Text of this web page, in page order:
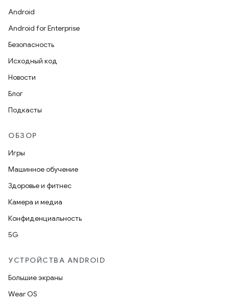
Android
Android for Enterprise
Безопасность
Исходный код
Новости
Блог
Подкасты
ОБЗОР
Игры
Машинное обучение
Здоровье и фитнес
Камера и медиа
Конфиденциальность
5G
УСТРОЙСТВА ANDROID
Большие экраны
Wear OS